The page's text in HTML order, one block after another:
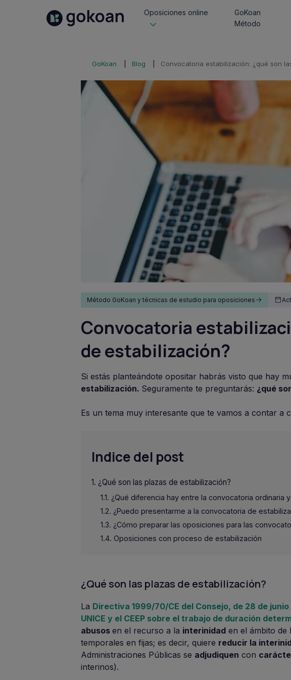
Oposiciones online
GoKoan
Método
GoKoan Blog Convocatoria estabilización: ¿qué son
Método GoKoan y técnicas de estudio para oposiciones
Convocatoria
de estabilización?
Si estás planteándote opositar habrás visto que hay
estabilización. Seguramente te preguntarás: ¿qué
Es un tema muy interesante que te vamos a contar a
Indice del post
¿Qué son las plazas de estabilización?
¿Qué diferencia hay entre la convocatoria ordinaria
¿Puedo presentarme a la convocatoria de
¿Cómo preparar las oposiciones para las
Oposiciones con proceso de estabilización
¿Qué son las plazas de estabilización?
La Directiva 1999/70/CE del Consejo, de 28 de
UNICE y el CEEP sobre el trabajo de duración
abusos en el recurso a la interinidad en el ámbito de
temporales en fijas; es decir, quiere reducir la
Administraciones Públicas se adjudiquen con
interinos).